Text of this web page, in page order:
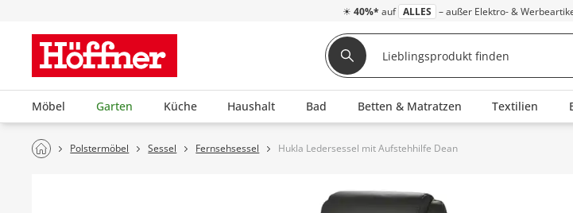
☀ 40%* auf ALLES – außer Elektro- &
Möbel Garten Küche Haushalt Bad Betten & Matratzen Textilien
Polstermöbel Sessel Fernsehsessel Hukla Ledersessel mit Aufstehhilfe Dean